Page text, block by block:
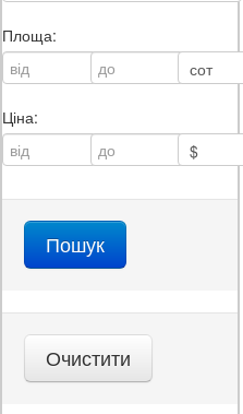
Площа:
Ціна: